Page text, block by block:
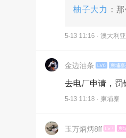
柚子大力 ：
5-13 11:16 · 澳大利亚
金边油条 LV6 柬埔寨
去电厂申请，罚
5-13 11:18 · 柬埔寨
玉万炳炳8ff LV7 柬